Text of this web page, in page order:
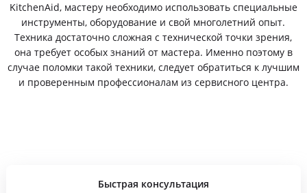
KitchenAid, мастеру необходимо использовать специальные
инструменты, оборудование и свой многолетний опыт.
Техника достаточно сложная с технической точки зрения,
она требует особых знаний от мастера. Именно поэтому в
случае поломки такой техники, следует обратиться к лучшим
и проверенным профессионалам из сервисного центра.
Быстрая консультация